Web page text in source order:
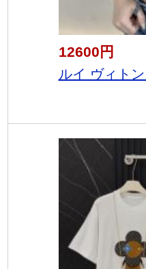
12600円
ルイ ヴィト